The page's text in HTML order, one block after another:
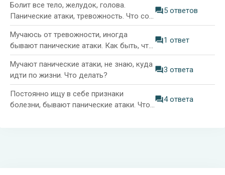
Болит все тело, желудок, голова.
Панические атаки, тревожность. Что со
мной?
5 ответов
Мучаюсь от тревожности, иногда
бывают панические атаки. Как быть, что
пить?
1 ответ
Мучают панические атаки, не знаю, куда
идти по жизни. Что делать?
3 ответа
Постоянно ищу в себе признаки
болезни, бывают панические атаки. Что
4 ответа